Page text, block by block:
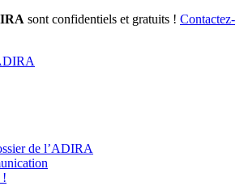
sont confidentiels et gratuits ! Contactez-
de l’ADIRA
!